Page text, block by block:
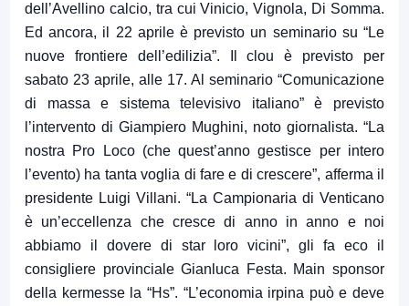
dell’Avellino calcio, tra cui Vinicio, Vignola, Di Somma.
Ed ancora, il 22 aprile è previsto un seminario su “Le
nuove frontiere dell’edilizia”. Il clou è previsto per
sabato 23 aprile, alle 17. Al seminario “Comunicazione
di massa e sistema televisivo italiano” è previsto
l’intervento di Giampiero Mughini, noto giornalista. “La
nostra Pro Loco (che quest’anno gestisce per intero
l’evento) ha tanta voglia di fare e di crescere”, afferma il
presidente Luigi Villani. “La Campionaria di Venticano
è un’eccellenza che cresce di anno in anno e noi
abbiamo il dovere di star loro vicini”, gli fa eco il
consigliere provinciale Gianluca Festa. Main sponsor
della kermesse la “Hs”. “L’economia irpina può e deve